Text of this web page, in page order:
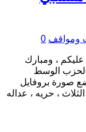
ومواقف 0
، ومبارك
الوسط
وأعضاء ) الإلتزام بما يلي . ١-وضع صورة بروفايل
، حريه ، عداله